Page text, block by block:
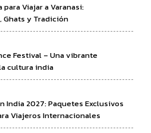
para Viajar a Varanasi:
Ghats y Tradición
Festival – Una vibrante
cultura india
India 2027: Paquetes Exclusivos
Viajeros Internacionales